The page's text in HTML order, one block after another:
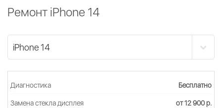
Ремонт iPhone 14
Диагностика Бесплатно
Замена стекла дисплея от 12 900 р.